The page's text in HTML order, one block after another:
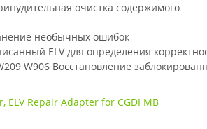
очистка содержимого
необычных ошибок
ELV для определения
W906 Восстановление
, ELV Repair Adapter for CGDI MB